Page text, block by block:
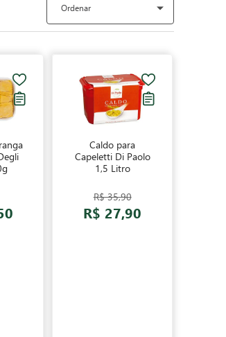
Ordenar
Caldo para
Capeletti Di Paolo
1,5 Litro
R$ 35,90
R$ 27,90